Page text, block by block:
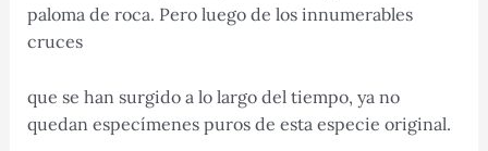
paloma de roca. Pero luego de los innumerables
cruces
que se han surgido a lo largo del tiempo, ya no
quedan especímenes puros de esta especie original.